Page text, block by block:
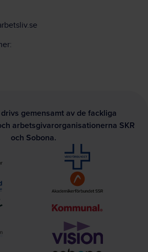
gemensamt av de fackliga
arbetsgivarorganisationerna SKR
och Sobona.